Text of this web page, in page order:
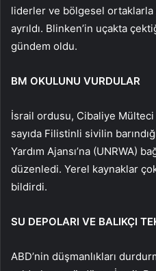
liderler ve bölgesel ortaklarla
ayrıldı. Blinken’in uçakta
gündem oldu.
BM OKULUNU VURDULAR
İsrail ordusu, Cibaliye Mülteci
sayıda Filistinli sivilin
Yardım Ajansı’na (UNRWA)
düzenledi. Yerel kaynaklar
bildirdi.
SU DEPOLARI VE BALIKÇI
ABD’nin düşmanlıkları